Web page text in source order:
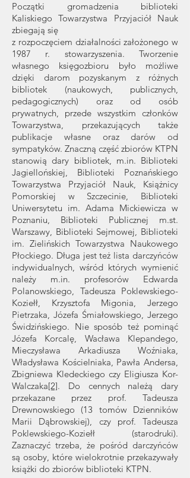
Początki gromadzenia biblioteki
Kaliskiego Towarzystwa Przyjaciół Nauk
zbiegają się
z rozpoczęciem działalności założonego w
1987 r. stowarzyszenia. Tworzenie
własnego księgozbioru było możliwe
dzięki darom pozyskanym z różnych
bibliotek (naukowych, publicznych,
pedagogicznych) oraz od osób
prywatnych, przede wszystkim członków
Towarzystwa, przekazujących także
publikacje własne oraz darów od
sympatyków. Znaczną część zbiorów KTPN
stanowią dary bibliotek, m.in. Biblioteki
Jagiellońskiej, Biblioteki Poznańskiego
Towarzystwa Przyjaciół Nauk, Książnicy
Pomorskiej w Szczecinie, Biblioteki
Uniwersytetu im. Adama Mickiewicza w
Poznaniu, Biblioteki Publicznej m.st.
Warszawy, Biblioteki Sejmowej, Biblioteki
im. Zielińskich Towarzystwa Naukowego
Płockiego. Długa jest też lista darczyńców
indywidualnych, wśród których wymienić
należy m.in. profesorów Edwarda
Polanowskiego, Tadeusza Poklewskiego-
Koziełł, Krzysztofa Migonia, Jerzego
Pietrzaka, Józefa Śmiałowskiego, Jerzego
Świdzińskiego. Nie sposób też pominąć
Józefa Korcalę, Wacława Klepandego,
Mieczysława Arkadiusza Woźniaka,
Władysława Kościelniaka, Pawła Andersa,
Zbigniewa Kledeckiego czy Eligiusza Kor-
Walczaka[2]. Do cennych należą dary
przekazane przez prof. Tadeusza
Drewnowskiego (13 tomów Dzienników
Marii Dąbrowskiej), czy prof. Tadeusza
Poklewskiego-Koziełł (starodruki).
Zaznaczyć trzeba, że pośród darczyńców
są osoby, które wielokrotnie przekazywały
książki do zbiorów biblioteki KTPN.